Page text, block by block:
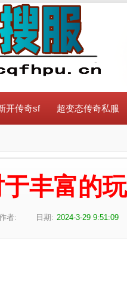
开传奇sf 超变态传奇私服
丰富的
者: 日期: 2024-3-29 9:51:09